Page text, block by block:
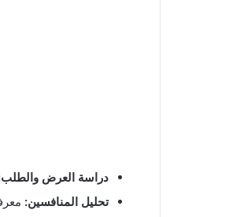
دراسة العرض
تحليل المنافسين: